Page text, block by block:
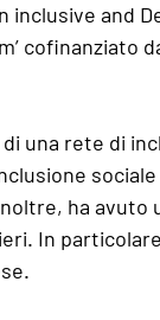
and
cofinanziato
una rete di
ha avuto
In